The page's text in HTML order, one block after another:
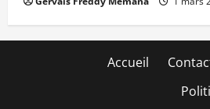
Accueil